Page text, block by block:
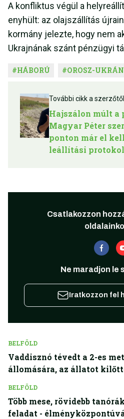
A konfliktus végül a
enyhült: az olajszállítás
kormány jelezte, hogy nem
Ukrajnának szánt pénzügyi
#HÁBORÚ #OROSZ-
További cikk a
Hajszálon múlt a
Magyar Péter
ponton már el
leállítási
Csatlakozzon
Ne maradjon le
Iratkozzon fel
BELFÖLD
Vaddisznó tévedt a 2-es
állomására, az állatot
BELFÖLD
Több mese, rövidebb
feladat -